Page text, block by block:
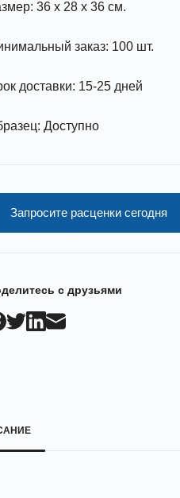
36 x 28 x 36 см.
заказ: 100 шт.
доставки: 15-25 дней
Доступно
Запросите расценки сегодня
с друзьями